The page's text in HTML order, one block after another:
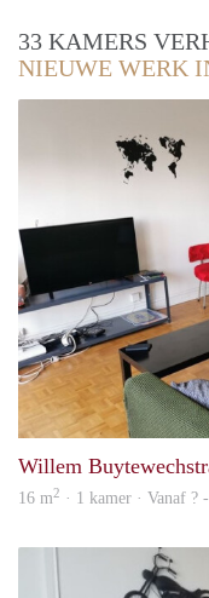
33 KAMERS
NIEUWE WERK
Willem
16 m2 · 1 kamer · Vanaf ?